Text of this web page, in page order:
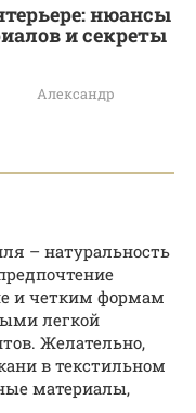
нюансы
и секреты
Александр
– натуральность
и четким формам
легкой
Желательно,
в текстильном
материалы,